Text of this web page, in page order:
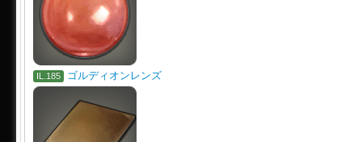
IL.185 ゴルディオンレンズ